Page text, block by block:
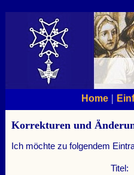
Home|
Korrekturen und
Ich möchte zu folgendem
Titel: